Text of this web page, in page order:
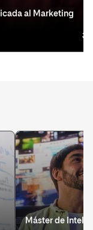
al Marketing
3
Máster de